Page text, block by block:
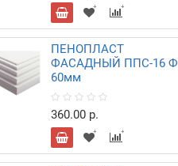
ПЕНОПЛАСТ
ФАСАДНЫЙ ППС-16 Ф
60мм
360.00 р.